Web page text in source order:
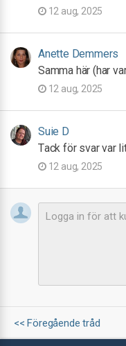
12 aug, 2025
Anette Demmers
Samma här (har
12 aug, 2025
Suie D
Tack för svar var
12 aug, 2025
<< Föregående tråd